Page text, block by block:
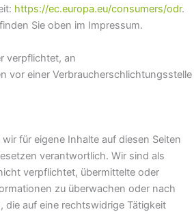
https://ec.europa.eu/consumers/odr.
Sie oben im Impressum.
verpflichtet, an
vor einer Verbraucherschlichtungsstelle
für eigene Inhalte auf diesen Seiten
verantwortlich. Wir sind als
verpflichtet, übermittelte oder
zu überwachen oder nach
die auf eine rechtswidrige Tätigkeit